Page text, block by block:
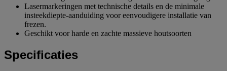
Lasermarkeringen met technische details en de minimale
insteekdiepte-aanduiding voor eenvoudigere installatie van
frezen.
Geschikt voor harde en zachte massieve houtsoorten
Specificaties